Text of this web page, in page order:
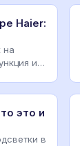
Haier:
на
и
это и
в